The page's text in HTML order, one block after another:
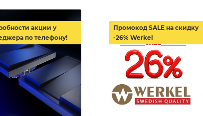
акции у
по телефону!
Промокод SALE на скидку
-26% Werkel